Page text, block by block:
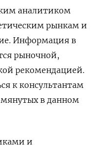
аналитиком
рынкам и
Информация в
рыночной,
рекомендацией.
к консультантам
в данном
и